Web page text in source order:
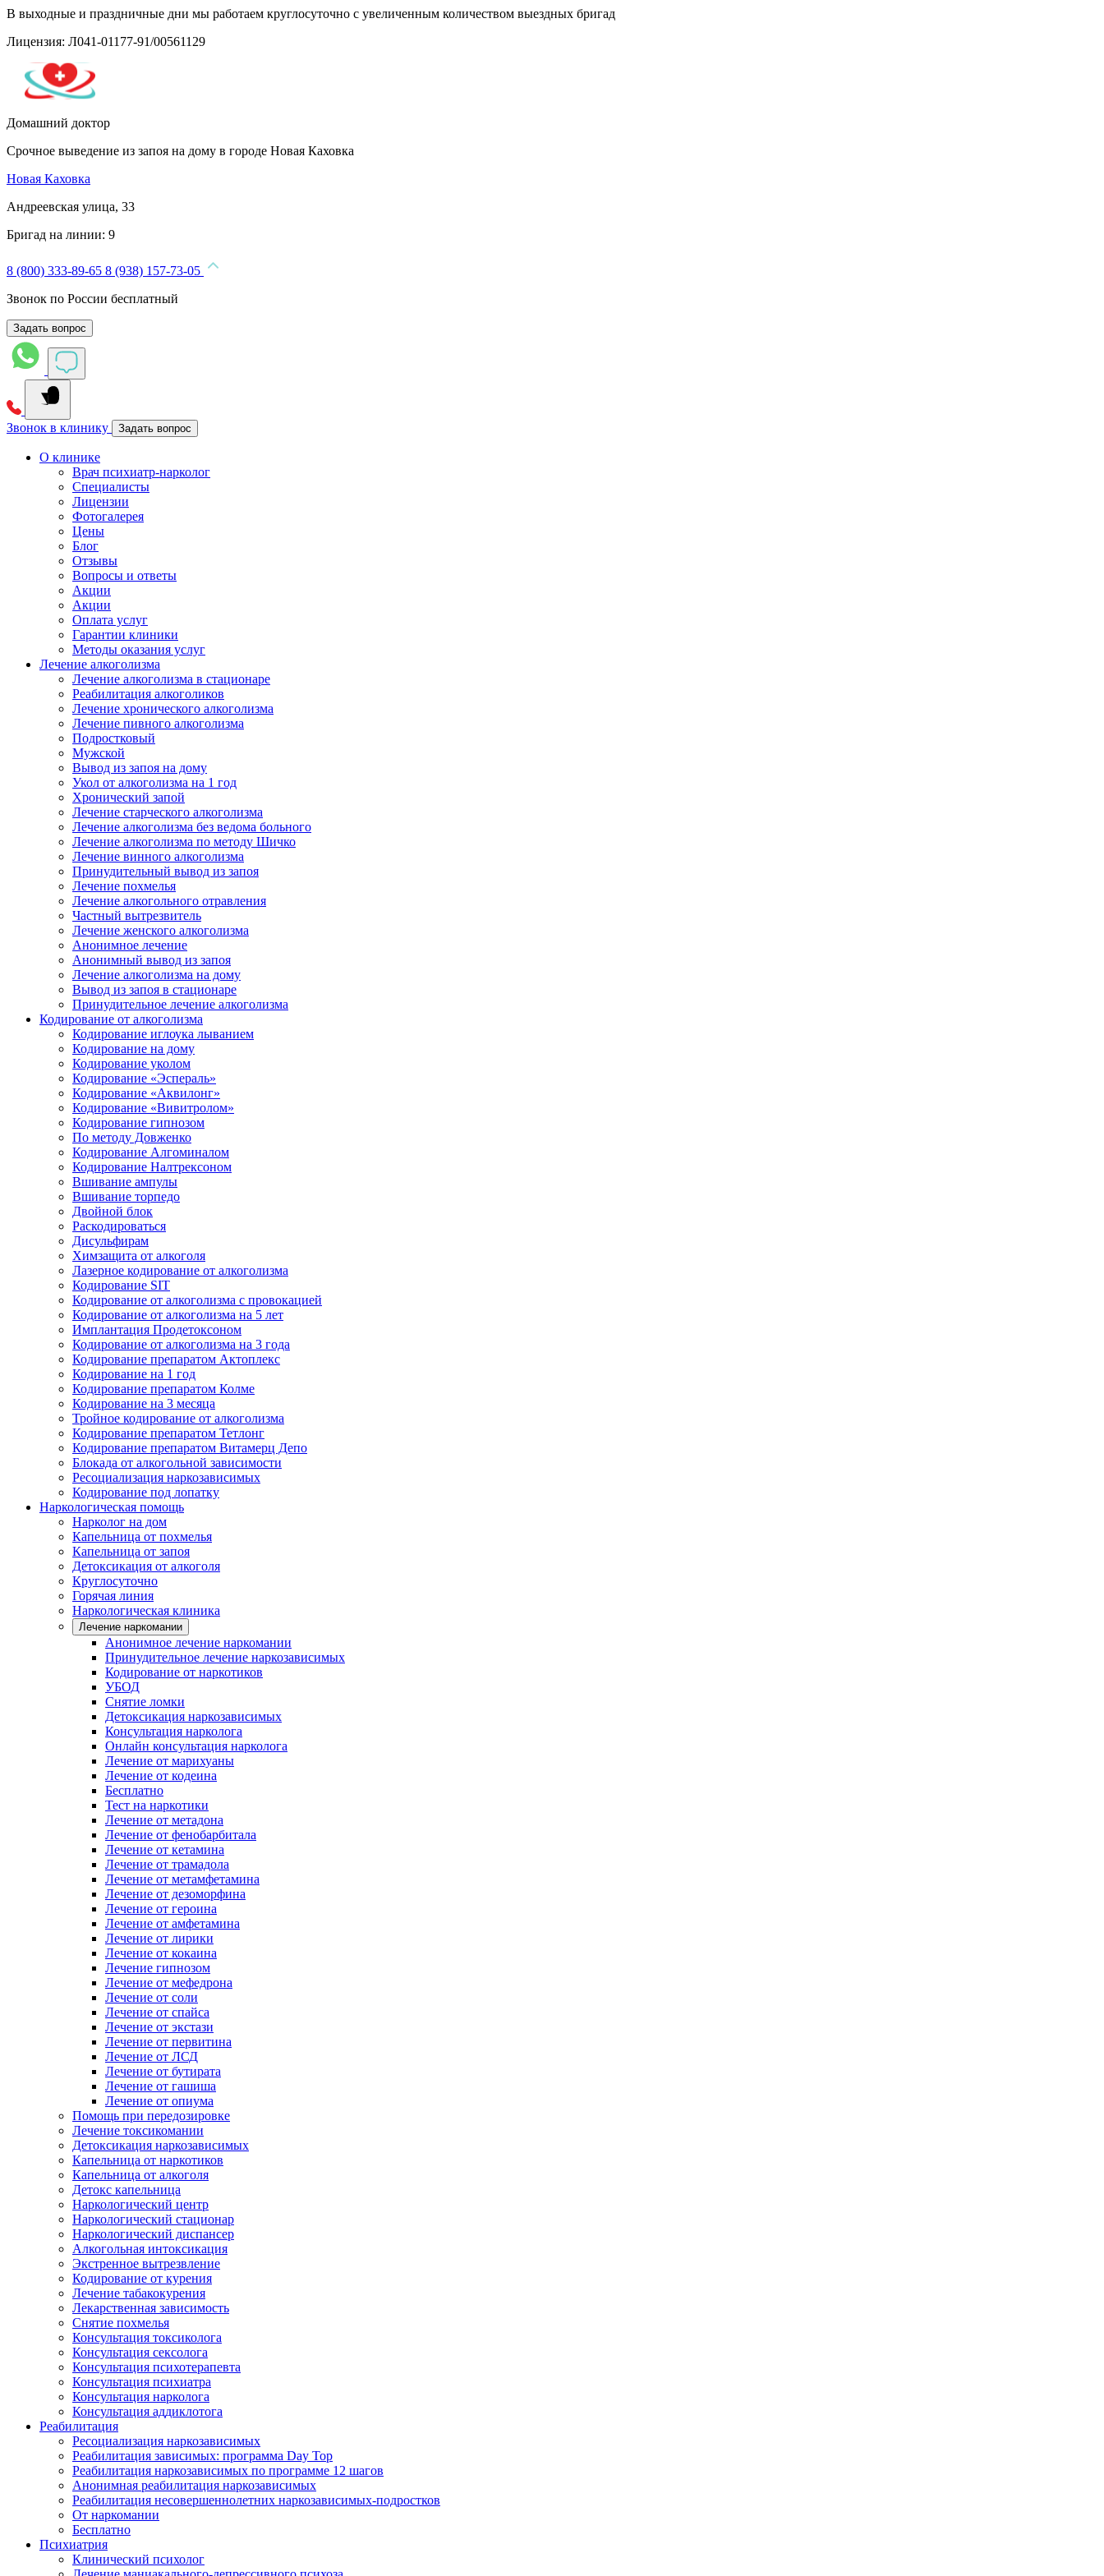
В выходные и праздничные дни мы работаем круглосуточно с увеличенным количеством выездных бригад
Лицензия: Л041-01177-91/00561129
Домашний доктор
Срочное выведение из запоя на дому в городе Новая Каховка
Новая Каховка
Андреевская улица, 33
Бригад на линии: 9
8 (800) 333-89-65 8 (938) 157-73-05
Звонок по России бесплатный
Задать вопрос
Звонок в клинику Задать вопрос
О клинике
Врач психиатр-нарколог
Специалисты
Лицензии
Фотогалерея
Цены
Блог
Отзывы
Вопросы и ответы
Акции
Акции
Оплата услуг
Гарантии клиники
Методы оказания услуг
Лечение алкоголизма
Лечение алкоголизма в стационаре
Реабилитация алкоголиков
Лечение хронического алкоголизма
Лечение пивного алкоголизма
Подростковый
Мужской
Вывод из запоя на дому
Укол от алкоголизма на 1 год
Хронический запой
Лечение старческого алкоголизма
Лечение алкоголизма без ведома больного
Лечение алкоголизма по методу Шичко
Лечение винного алкоголизма
Принудительный вывод из запоя
Лечение похмелья
Лечение алкогольного отравления
Частный вытрезвитель
Лечение женского алкоголизма
Анонимное лечение
Анонимный вывод из запоя
Лечение алкоголизма на дому
Вывод из запоя в стационаре
Принудительное лечение алкоголизма
Кодирование от алкоголизма
Кодирование иглоука лыванием
Кодирование на дому
Кодирование уколом
Кодирование «Эспераль»
Кодирование «Аквилонг»
Кодирование «Вивитролом»
Кодирование гипнозом
По методу Довженко
Кодирование Алгоминалом
Кодирование Налтрексоном
Вшивание ампулы
Вшивание торпедо
Двойной блок
Раскодироваться
Дисульфирам
Химзащита от алкоголя
Лазерное кодирование от алкоголизма
Кодирование SIT
Кодирование от алкоголизма с провокацией
Кодирование от алкоголизма на 5 лет
Имплантация Продетоксоном
Кодирование от алкоголизма на 3 года
Кодирование препаратом Актоплекс
Кодирование на 1 год
Кодирование препаратом Колме
Кодирование на 3 месяца
Тройное кодирование от алкоголизма
Кодирование препаратом Тетлонг
Кодирование препаратом Витамерц Депо
Блокада от алкогольной зависимости
Ресоциализация наркозависимых
Кодирование под лопатку
Наркологическая помощь
Нарколог на дом
Капельница от похмелья
Капельница от запоя
Детоксикация от алкоголя
Круглосуточно
Горячая линия
Наркологическая клиника
Лечение наркомании
Анонимное лечение наркомании
Принудительное лечение наркозависимых
Кодирование от наркотиков
УБОД
Снятие ломки
Детоксикация наркозависимых
Консультация нарколога
Онлайн консультация нарколога
Лечение от марихуаны
Лечение от кодеина
Бесплатно
Тест на наркотики
Лечение от метадона
Лечение от фенобарбитала
Лечение от кетамина
Лечение от трамадола
Лечение от метамфетамина
Лечение от дезоморфина
Лечение от героина
Лечение от амфетамина
Лечение от лирики
Лечение от кокаина
Лечение гипнозом
Лечение от мефедрона
Лечение от соли
Лечение от спайса
Лечение от экстази
Лечение от первитина
Лечение от ЛСД
Лечение от бутирата
Лечение от гашиша
Лечение от опиума
Помощь при передозировке
Лечение токсикомании
Детоксикация наркозависимых
Капельница от наркотиков
Капельница от алкоголя
Детокс капельница
Наркологический центр
Наркологический стационар
Наркологический диспансер
Алкогольная интоксикация
Экстренное вытрезвление
Кодирование от курения
Лечение табакокурения
Лекарственная зависимость
Снятие похмелья
Консультация токсиколога
Консультация сексолога
Консультация психотерапевта
Консультация психиатра
Консультация нарколога
Консультация аддиклотога
Реабилитация
Ресоциализация наркозависимых
Реабилитация зависимых: программа Day Top
Реабилитация наркозависимых по программе 12 шагов
Анонимная реабилитация наркозависимых
Реабилитация несовершеннолетних наркозависимых-подростков
От наркомании
Бесплатно
Психиатрия
Клинический психолог